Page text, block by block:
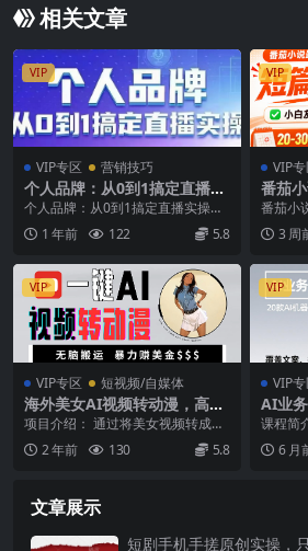
相关文章
VIP
VIP专区 营销技巧
个人品牌：从0到1搞定直播实
操，用直播为你的个人品牌赋
能，六大实操板块，放大个人
影响力
个人品牌：从0到1搞定直播实操，
用直播为你的个人品牌赋能，六大
实操板块，放大个人...
1 年前 122 5.8
VIP
VIP
番茄
日入
玩，
番茄小
00+！
开放【
3 周
VIP
VIP专区 短视频/自媒体
海外美女AI视频转动漫，高收
益暴力搬运，新手福音，轻松
项目介绍： 通过将美女视频转成漫
画效果，带来全新的视觉享受，能
够博人眼球。轻松获...
2 年前 130 5.8
VIP
VIP
AI业
机器
客、
动化业
课程简
由20多
队”，
6 月
文章展示
短剧手机手搓原创实操，